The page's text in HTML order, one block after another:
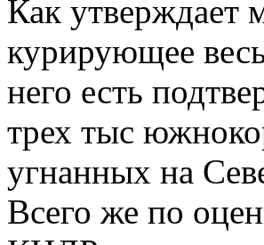
Как утверждает
курирующее
него есть
трех тыс
угнанных на
Всего же по